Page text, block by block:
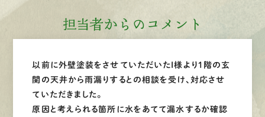
担当者からのコメント
以前に外壁塗装をさせていただいたI様より１階の玄
関の天井から雨漏りするとの相談を受け、対応させ
ていただきました。
原因と考えられる箇所に水をあてて漏水するか確認